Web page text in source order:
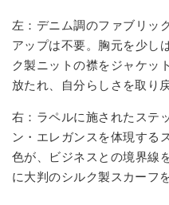
左：デニム調のファブリッ
アップは不要。胸元を少し
ク製ニットの襟をジャケッ
放たれ、自分らしさを取り
右：ラペルに施されたステ
ン・エレガンスを体現する
色が、ビジネスとの境界線
に大判のシルク製スカーフ